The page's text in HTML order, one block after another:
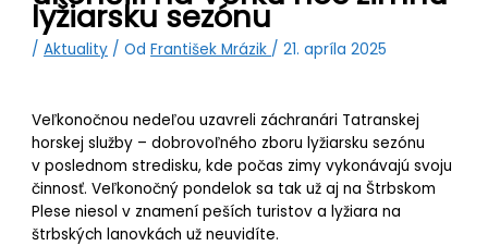
lyžiarsku sezónu
/Aktuality / Od František Mrázik /21. apríla 2025
Veľkonočnou nedeľou uzavreli záchranári Tatranskej
horskej služby – dobrovoľného zboru lyžiarsku sezónu
v poslednom stredisku, kde počas zimy vykonávajú svoju
činnosť. Veľkonočný pondelok sa tak už aj na Štrbskom
Plese niesol v znamení peších turistov a lyžiara na
štrbských lanovkách už neuvidíte.
: